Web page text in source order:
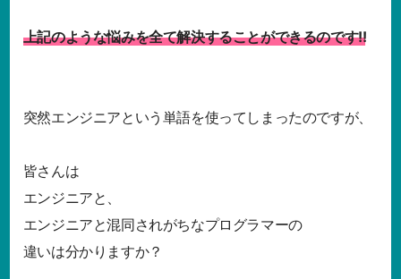
上記のような悩みを全て解決することができるのです!!
突然エンジニアという単語を使ってしまったのですが、
皆さんは
エンジニアと、
エンジニアと混同されがちなプログラマーの
違いは分かりますか？